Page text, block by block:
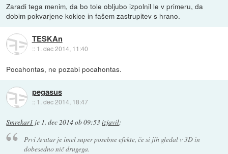
Zaradi tega menim, da bo tole obljubo izpolnil le v primeru, da
dobim pokvarjene kokice in fašem zastrupitev s hrano.
TESKAn
:: 1. dec 2014, 11:40
Pocahontas, ne pozabi pocahontas.
pegasus
:: 1. dec 2014, 18:47
Smrekar1 je 1. dec 2014 ob 09:53izjavil:
Prvi Avatar je imel super posebne efekte, če si jih gledal v 3D in
dobesednoničdrugega.